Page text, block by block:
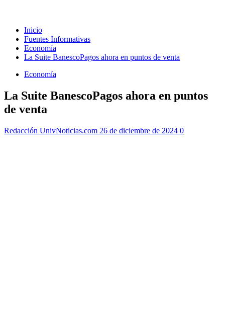
Inicio
Fuentes Informativas
Economía
La Suite BanescoPagos ahora en puntos de venta
Economía
La Suite BanescoPagos ahora en puntos
de venta
Redacción UnivNoticias.com 26 de diciembre de 2024 0